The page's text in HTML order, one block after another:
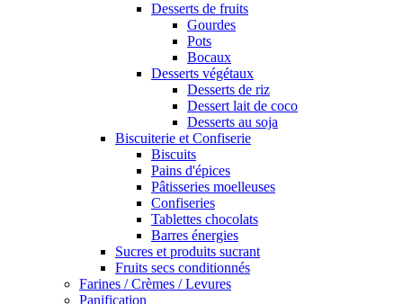
Desserts de fruits
Gourdes
Pots
Bocaux
Desserts végétaux
Desserts de riz
Dessert lait de coco
Desserts au soja
Biscuiterie et Confiserie
Biscuits
Pains d'épices
Pâtisseries moelleuses
Confiseries
Tablettes chocolats
Barres énergies
Sucres et produits sucrant
Fruits secs conditionnés
Farines / Crèmes / Levures
Panification